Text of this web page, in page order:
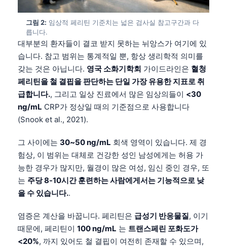
그림 2: 임상적 페리틴 기준치는 넓은 검사실 참고구간과 다
릅니다.
대부분의 환자들이 결코 받지 못하는 뉘앙스가 여기에 있
습니다. 참고 범위는 통계적일 뿐, 항상 생리학적 의미를
갖는 것은 아닙니다. 영국 소화기학회 가이드라인은 혈청
페리틴을 철 결핍을 판단하는 단일 가장 유용한 지표로 취
급합니다., 그리고 일상 진료에서 많은 임상의들이 <30
ng/mL CRP가 정상일 때의 기준점으로 사용합니다
(Snook et al., 2021).
그 사이에는 30~50 ng/mL 회색 영역이 있습니다. 제 경
험상, 이 범위는 대체로 건강한 성인 남성에게는 허용 가
능한 경우가 많지만, 월경이 많은 여성, 임신 중인 경우, 또
는 주당 8-10시간 훈련하는 사람에게서는 기능적으로 낮
을 수 있습니다..
염증은 계산을 바꿉니다. 페리틴은 급성기 반응물질, 이기
때문에, 페리틴이 100 ng/mL 는 트랜스페린 포화도가
<20%, 까지 있어도 철 결핍이 여전히 존재할 수 있으며,